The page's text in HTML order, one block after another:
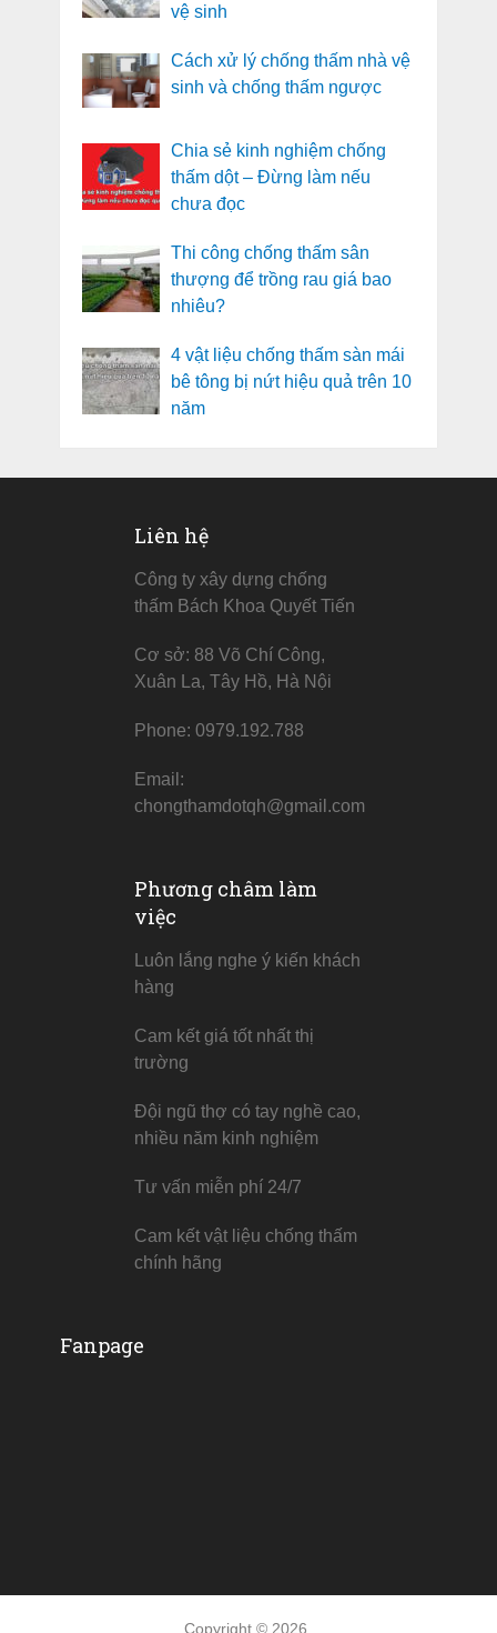
vệ sinh
Cách xử lý chống thấm nhà vệ
sinh và chống thấm ngược
Chia sẻ kinh nghiệm chống
thấm dột – Đừng làm nếu
chưa đọc
Thi công chống thấm sân
thượng để trồng rau giá bao
nhiêu?
4 vật liệu chống thấm sàn mái
bê tông bị nứt hiệu quả trên 10
năm
Liên hệ
Công ty xây dựng chống
thấm Bách Khoa Quyết Tiến
Cơ sở: 88 Võ Chí Công,
Xuân La, Tây Hồ, Hà Nội
Phone: 0979.192.788
Email:
chongthamdotqh@gmail.com
Phương châm làm
việc
Luôn lắng nghe ý kiến khách
hàng
Cam kết giá tốt nhất thị
trường
Đội ngũ thợ có tay nghề cao,
nhiều năm kinh nghiệm
Tư vấn miễn phí 24/7
Cam kết vật liệu chống thấm
chính hãng
Fanpage
Copyright © 2026.